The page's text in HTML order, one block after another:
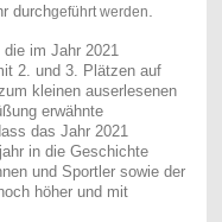
durchgeführt werden
im Jahr 2021
2. und 3. Plätzen auf
kleinen auserlesenen
erwähnte
das Jahr 2021
in die Geschichte
und Sportler sowie der
höher und mit